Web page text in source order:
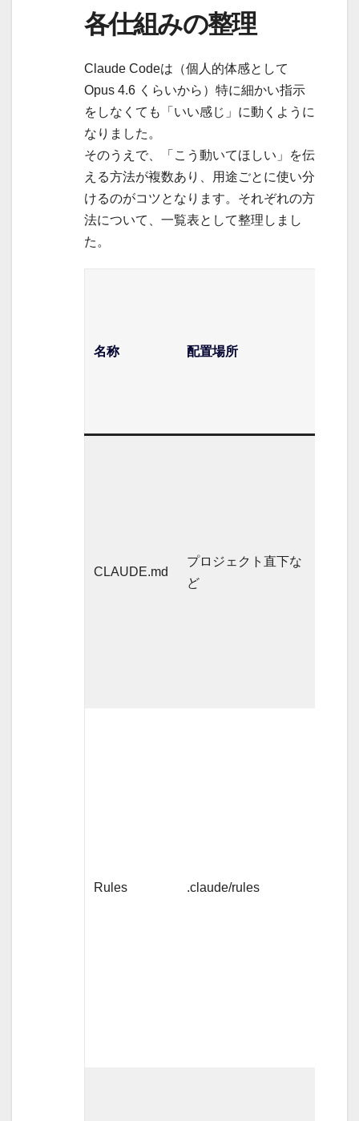
各仕組みの整理
Claude Codeは（個人的体感として
Opus 4.6 くらいから）特に細かい指示
をしなくても「いい感じ」に動くように
なりました。
そのうえで、「こう動いてほしい」を伝
える方法が複数あり、用途ごとに使い分
けるのがコツとなります。それぞれの方
法について、一覧表として整理しまし
た。
名称 配置場所
CLAUDE.md
プロジェクト直下な
ど
Rules .claude/rules